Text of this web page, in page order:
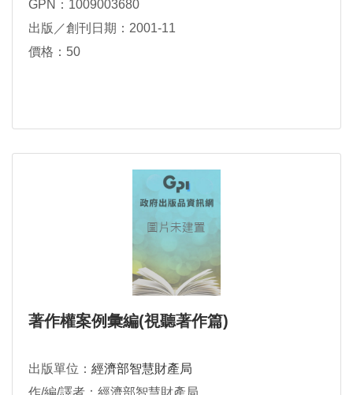
GPN：1009003680
出版／創刊日期：2001-11
價格：50
著作權案例彙編(視聽著作篇)
出版單位： 經濟部智慧財產局
作/編/譯者：經濟部智慧財產局